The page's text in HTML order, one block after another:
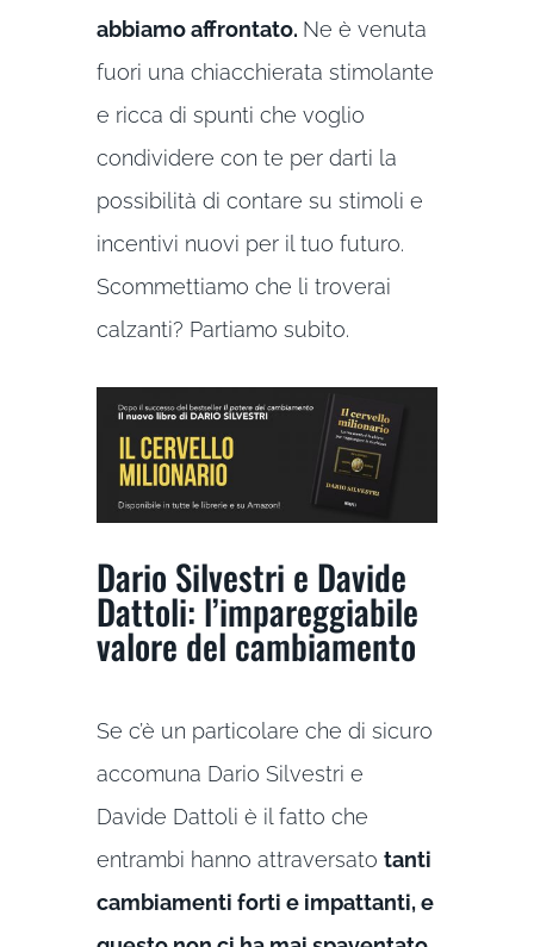
abbiamo affrontato. Ne è venuta
fuori una chiacchierata stimolante
e ricca di spunti che voglio
condividere con te per darti la
possibilità di contare su stimoli e
incentivi nuovi per il tuo futuro.
Scommettiamo che li troverai
calzanti? Partiamo subito.
Dario Silvestri e Davide
Dattoli: l’impareggiabile
valore del cambiamento
Se c’è un particolare che di sicuro
accomuna Dario Silvestri e
Davide Dattoli è il fatto che
entrambi hanno attraversato tanti
cambiamenti forti e impattanti, e